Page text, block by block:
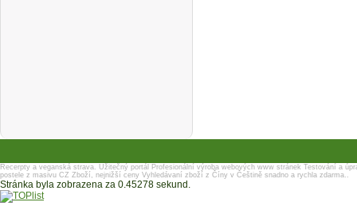
Recerpty a veganská strava. Užitečný portál Profesionální výroba webových www stránek Testování a
postele z masivu CZ Zboží, nejnižší ceny Vyhledávaní zboží z Číny v Češtině snadno a rychla zdarma..
Stránka byla zobrazena za 0.45278 sekund.